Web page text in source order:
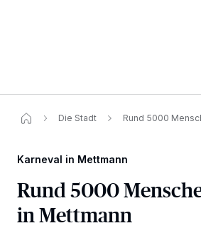
Die Stadt Rund 5000
Karneval in Mettmann
Rund 5000
in Mettmann
Wir und unsere218-Partner speichern und